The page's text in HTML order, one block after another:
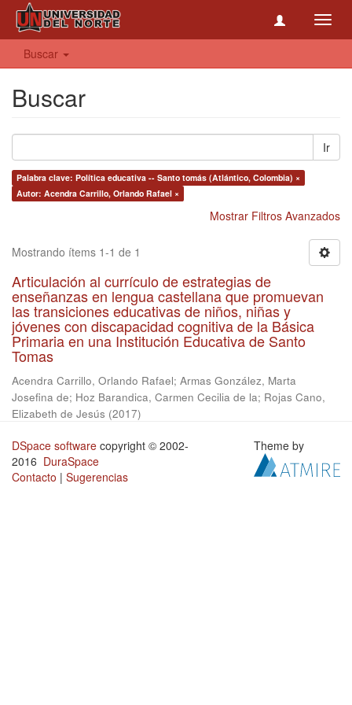
Buscar
Buscar
Ir
Palabra clave: Política educativa -- Santo tomás (Atlántico, Colombia) ×
Autor: Acendra Carrillo, Orlando Rafael ×
Mostrar Filtros Avanzados
Mostrando ítems 1-1 de 1
Articulación al currículo de estrategias de
enseñanzas en lengua castellana que promuevan
las transiciones educativas de niños, niñas y
jóvenes con discapacidad cognitiva de la Básica
Primaria en una Institución Educativa de Santo
Tomas
Acendra Carrillo, Orlando Rafael; Armas González, Marta
Josefina de; Hoz Barandica, Carmen Cecilia de la; Rojas Cano,
Elizabeth de Jesús (2017)
DSpace software copyright © 2002-
2016 DuraSpace
Contacto | Sugerencias
Theme by